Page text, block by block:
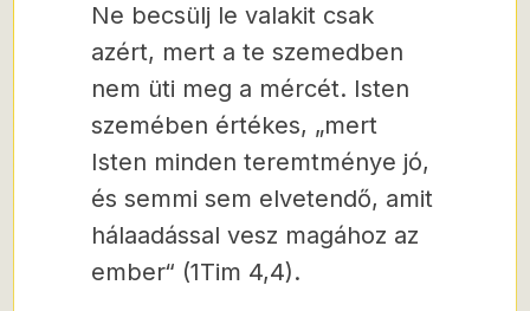
Ne becsülj le valakit csak
azért, mert a te szemedben
nem üti meg a mércét. Isten
szemében értékes, „mert
Isten minden teremtménye jó,
és semmi sem elvetendő, amit
hálaadással vesz magához az
ember“ (1Tim 4,4).